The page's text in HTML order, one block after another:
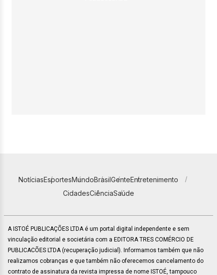
NotíciasEsportesMundoBrasilGenteEntretenimento
CidadesCiênciaSaúde
A ISTOÉ PUBLICAÇÕES LTDA é um portal digital independente e sem
vinculação editorial e societária com a EDITORA TRES COMÉRCIO DE
PUBLICACÕES LTDA (recuperação judicial). Informamos também que não
realizamos cobranças e que também não oferecemos cancelamento do
contrato de assinatura da revista impressa de nome ISTOÉ, tampouco